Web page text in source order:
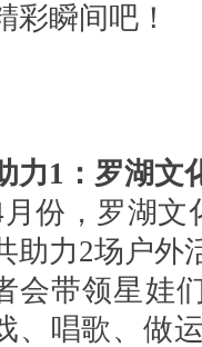
彩瞬间吧！
力1：罗湖文
份，罗湖文
助力2场户外
会带领星娃
、唱歌、做